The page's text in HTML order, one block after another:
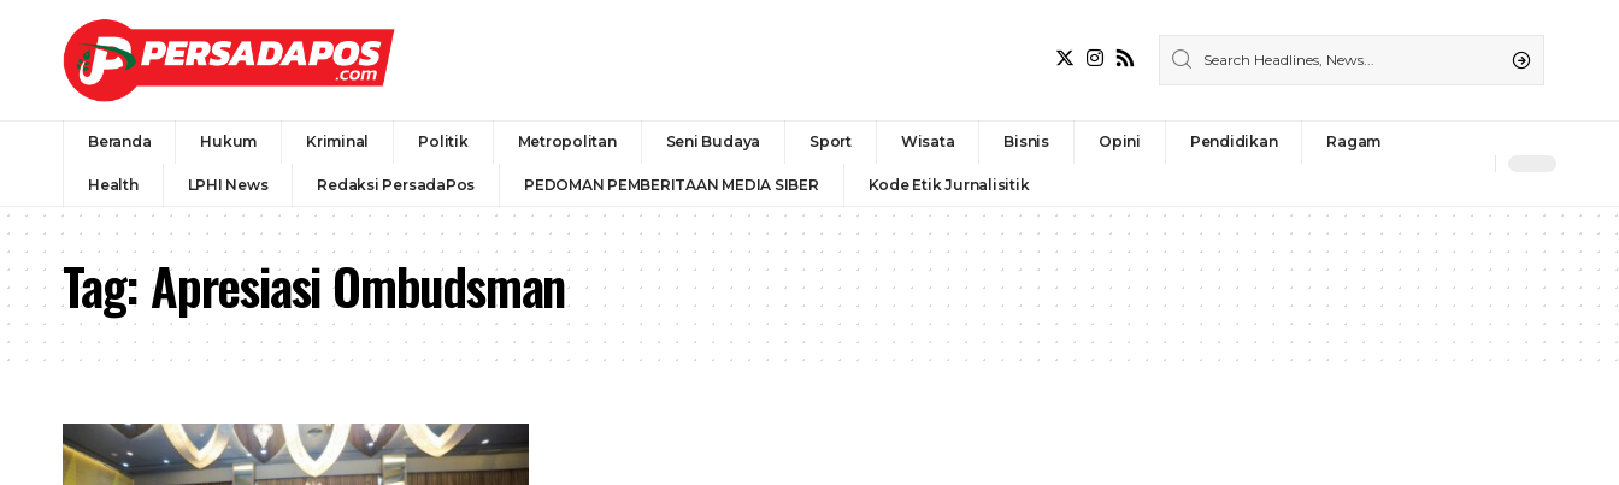
Beranda Hukum Kriminal Politik Metropolitan Seni Budaya Sport Wisata Bisnis Opini Pendidikan Ragam
Health LPHI News Redaksi PersadaPos PEDOMAN PEMBERITAAN MEDIA SIBER Kode Etik Jurnalisitik
Tag:Apresiasi Ombudsman